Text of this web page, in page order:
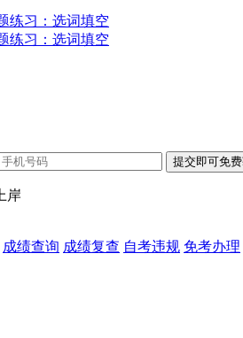
练习：选词填空
练习：选词填空
岸
成绩查询 成绩复查 自考违规 免考办理